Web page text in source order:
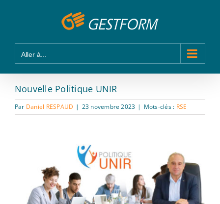
Aller à...
Nouvelle Politique UNIR
Par Daniel RESPAUD | 23 novembre 2023 | Mots-clés : RSE